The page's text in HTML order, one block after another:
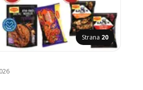
Strana 20